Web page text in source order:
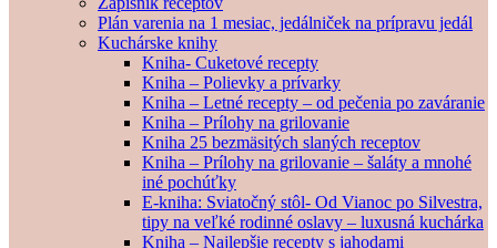
Plán varenia na 1 mesiac, jedálniček na prípravu jedál
Kuchárske knihy
Kniha- Cuketové recepty
Kniha – Polievky a prívarky
Kniha – Letné recepty – od pečenia po zaváranie
Kniha – Prílohy na grilovanie
Kniha 25 bezmäsitých slaných receptov
Kniha – Prílohy na grilovanie – šaláty a mnohé
iné pochúťky
E-kniha: Sviatočný stôl- Od Vianoc po Silvestra,
tipy na veľké rodinné oslavy – luxusná kuchárka
Kniha – Najlepšie recepty s jahodami